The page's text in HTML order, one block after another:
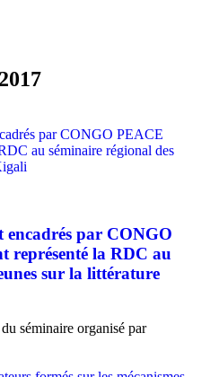
encadrés par CONGO
la RDC au
sur la littérature
séminaire organisé par